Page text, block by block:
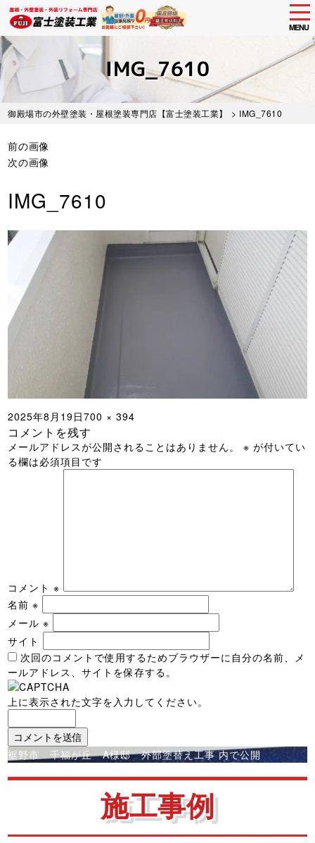
Skip
to
main
content
MENU
IMG_7610
御殿場市の外壁塗装・屋根塗装専門店【富士塗装工業】 > IMG_7610
前の画像
次の画像
IMG_7610
投
稿
日:
2025年8月19日フ
ル
サ
イ
700 × 394
コメントを残す
メールアドレスが公開されることはありません。 ※ が付いてい
る欄は必須項目です
コメント※
名前※
メール※
サイト
次回のコメントで使用するためブラウザーに自分の名前、メ
ールアドレス、サイトを保存する。
上に表示された文字を入力してください。
投
稿
ゲ
裾野市 千福が丘 A様邸 外部塗替え工事 内で公開
施工事例